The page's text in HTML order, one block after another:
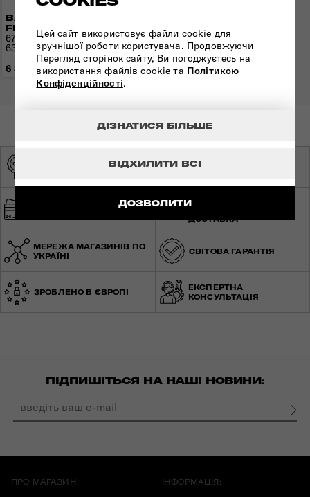
Цей сайт використовує файли cookie для
зручнішої роботи користувача. Продовжуючи
Перегляд сторінок сайту, Ви погоджуєтесь на
використання файлів cookie та Політикою
Конфіденційності.
ДОЗВОЛИТИ
ВІДХИЛИТИ ВСІ
ДІЗНАТИСЯ БІЛЬШЕ
ВАЛІЗА 67 СМ
FLYTWIST
67x45x26(29) см | 3,2 кг |
63(73) л
6 890 грн
ЕКСКЛЮЗИВНИЙ
БЕЗПЕЧНА ОПЛАТА
ШВИДКА ТА
БЕЗКОШТОВНА
ДОСТАВКА
МЕРЕЖА МАГАЗИНІВ ПО
УКРАЇНІ
СВІТОВА ГАРАНТІЯ
ЗРОБЛЕНО В ЄВРОПІ
ЕКСПЕРТНА
КОНСУЛЬТАЦІЯ
ПІДПИШІТЬСЯ НА НАШІ НОВИНИ:
ПРО МАГАЗИН: ІНФОРМАЦІЯ: